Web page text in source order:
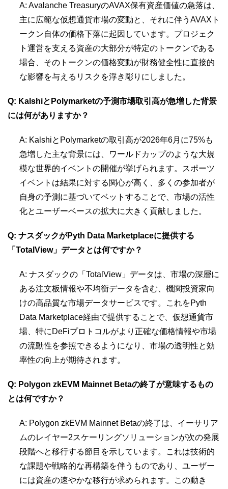
A: Avalanche TreasuryのAVAX保有資産価値の急落は、
主に広範な仮想通貨市場の変動と、それに伴うAVAXト
ークン自体の価格下落に起因しています。プロジェク
ト運営を支える資産の大部分が特定のトークンである
場合、そのトークンの価格変動が財務健全性に直接的
な影響を与えるリスクを浮き彫りにしました。
Q: KalshiとPolymarketの予測市場取引高が急増した背景
には何がありますか？
A: KalshiとPolymarketの取引高が2026年6月に75%も
急増した主な背景には、ワールドカップのような大規
模な世界的イベントの開催が挙げられます。スポーツ
イベントは結果に対する関心が高く、多くの参加者が
自身の予測に基づいてベットすることで、市場の活性
化とユーザーベースの拡大に大きく貢献しました。
Q: ナスダックがPyth Data Marketplaceに提供する
「TotalView」データとは何ですか？
A: ナスダックの「TotalView」データは、市場の深層に
ある注文板情報や不均衡データを含む、機関投資家向
けの高品質な市場データサービスです。これをPyth
Data Marketplace経由で提供することで、仮想通貨市
場、特にDeFiプロトコルがより正確な価格情報や市場
の流動性を参照できるようになり、市場の透明性と効
率性の向上が期待されます。
Q: Polygon zkEVM Mainnet Betaの終了が意味するもの
とは何ですか？
A: Polygon zkEVM Mainnet Betaの終了は、イーサリア
ムのレイヤー2スケーリングソリューションが次の発展
段階へと移行する節目を示しています。これは技術的
な課題や戦略的な再構築を伴うものであり、ユーザー
には資産の速やかな移行が求められます。この動き